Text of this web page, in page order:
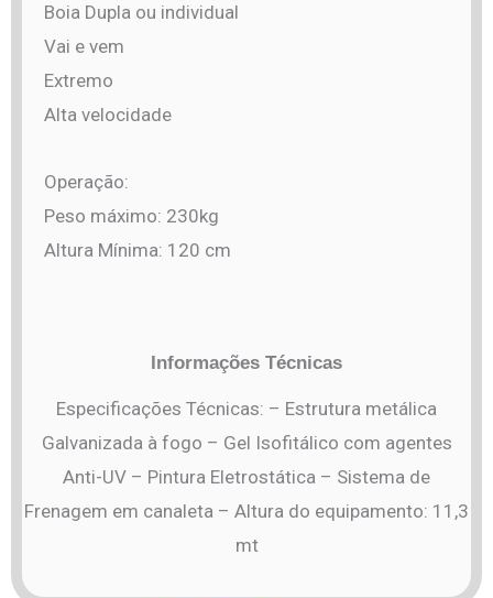
Boia Dupla ou individual
Vai e vem
Extremo
Alta velocidade
Operação:
Peso máximo: 230kg
Altura Mínima: 120 cm
Informações Técnicas
Especificações Técnicas: – Estrutura metálica
Galvanizada à fogo – Gel Isofitálico com agentes
Anti-UV – Pintura Eletrostática – Sistema de
Frenagem em canaleta – Altura do equipamento: 11,3
mt